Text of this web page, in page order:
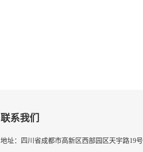
联系我们
地址：四川省成都市高新区西部园区天宇路19号